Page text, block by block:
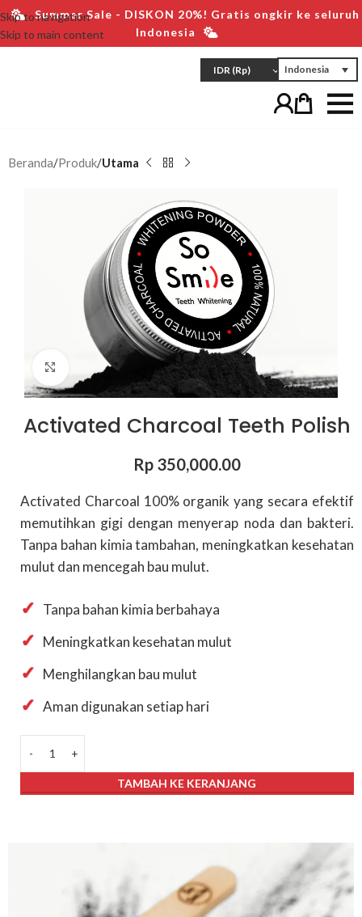
Summer Sale - DISKON 20%! Gratis ongkir ke seluruh
Indonesia
Skip to navigation
Skip to main content
IDR (Rp) Indonesia
Beranda Produk Utama
Click to enlarge
Activated Charcoal Teeth Polish
Rp350,000.00
Activated Charcoal 100% organik yang secara efektif
memutihkan gigi dengan menyerap noda dan bakteri.
Tanpa bahan kimia tambahan, meningkatkan kesehatan
mulut dan mencegah bau mulut.
Tanpa bahan kimia berbahaya
Meningkatkan kesehatan mulut
Menghilangkan bau mulut
Aman digunakan setiap hari
TAMBAH KE KERANJANG